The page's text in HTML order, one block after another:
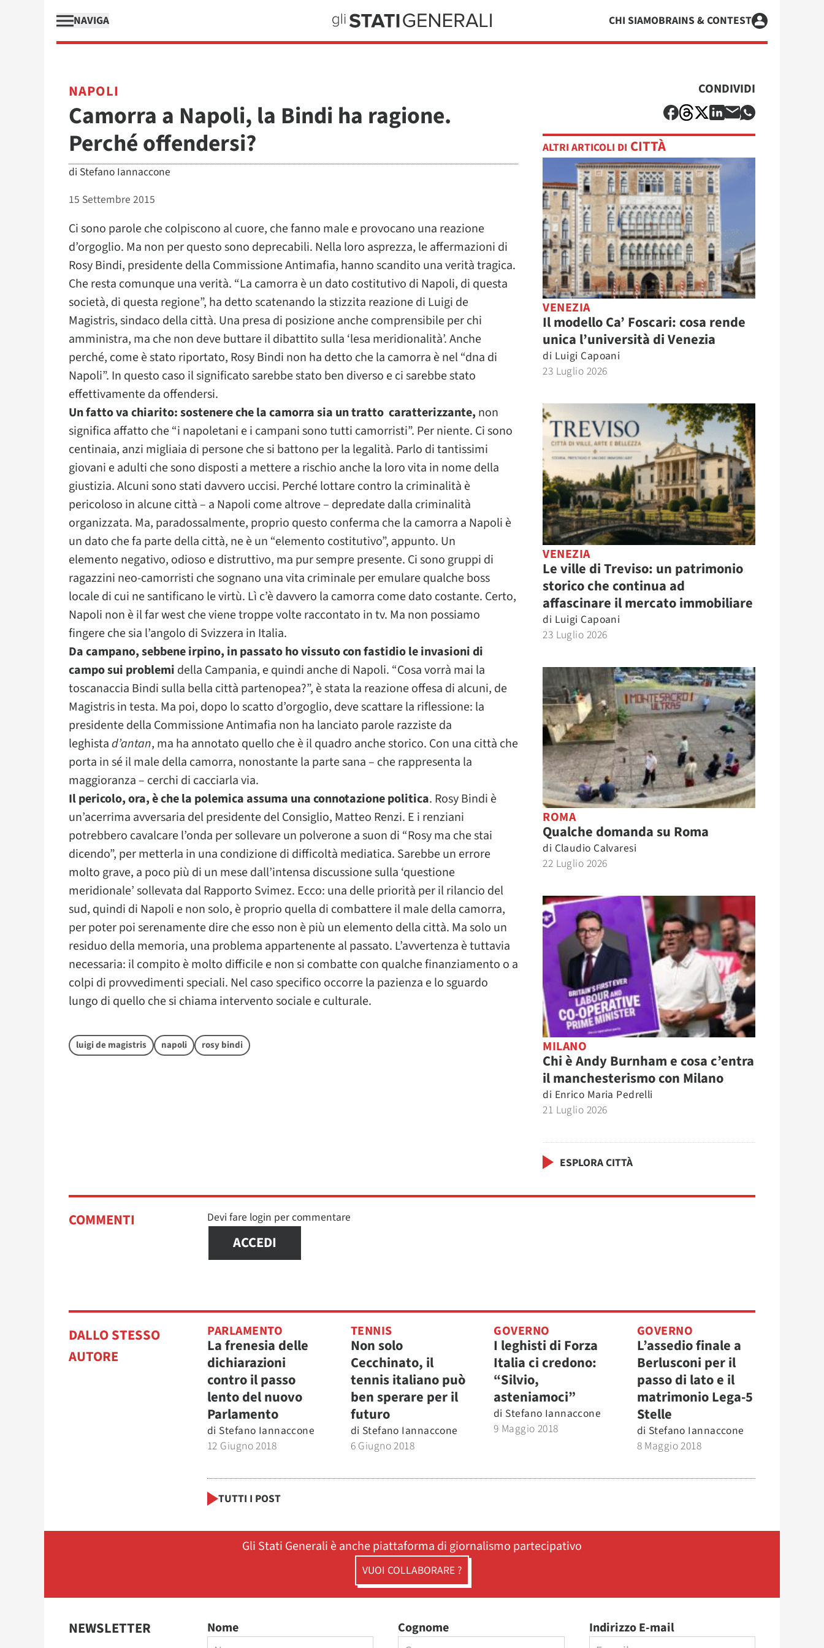
NAVIGA CHI SIAMOBRAINS & CONTEST
NAPOLI
Camorra a Napoli, la Bindi ha ragione.
Perché offendersi?
di Stefano Iannaccone
15 Settembre 2015
Ci sono parole che colpiscono al cuore, che fanno male e provocano una reazione
d’orgoglio. Ma non per questo sono deprecabili. Nella loro asprezza, le affermazioni di
Rosy Bindi, presidente della Commissione Antimafia, hanno scandito una verità tragica.
Che resta comunque una verità. “La camorra è un dato costitutivo di Napoli, di questa
società, di questa regione”, ha detto scatenando la stizzita reazione di Luigi de
Magistris, sindaco della città. Una presa di posizione anche comprensibile per chi
amministra, ma che non deve buttare il dibattito sulla ‘lesa meridionalità’. Anche
perché, come è stato riportato, Rosy Bindi non ha detto che la camorra è nel “dna di
Napoli”. In questo caso il significato sarebbe stato ben diverso e ci sarebbe stato
effettivamente da offendersi.
Un fatto va chiarito: sostenere che la camorra sia un tratto caratterizzante, non
significa affatto che “i napoletani e i campani sono tutti camorristi”. Per niente. Ci sono
centinaia, anzi migliaia di persone che si battono per la legalità. Parlo di tantissimi
giovani e adulti che sono disposti a mettere a rischio anche la loro vita in nome della
giustizia. Alcuni sono stati davvero uccisi. Perché lottare contro la criminalità è
pericoloso in alcune città – a Napoli come altrove – depredate dalla criminalità
organizzata. Ma, paradossalmente, proprio questo conferma che la camorra a Napoli è
un dato che fa parte della città, ne è un “elemento costitutivo”, appunto. Un
elemento negativo, odioso e distruttivo, ma pur sempre presente. Ci sono gruppi di
ragazzini neo-camorristi che sognano una vita criminale per emulare qualche boss
locale di cui ne santificano le virtù. Lì c’è davvero la camorra come dato costante. Certo,
Napoli non è il far west che viene troppe volte raccontato in tv. Ma non possiamo
fingere che sia l’angolo di Svizzera in Italia.
Da campano, sebbene irpino, in passato ho vissuto con fastidio le invasioni di
campo sui problemi della Campania, e quindi anche di Napoli. “Cosa vorrà mai la
toscanaccia Bindi sulla bella città partenopea?”, è stata la reazione offesa di alcuni, de
Magistris in testa. Ma poi, dopo lo scatto d’orgoglio, deve scattare la riflessione: la
presidente della Commissione Antimafia non ha lanciato parole razziste da
leghistad’antan, ma ha annotato quello che è il quadro anche storico. Con una città che
porta in sé il male della camorra, nonostante la parte sana – che rappresenta la
maggioranza – cerchi di cacciarla via.
Il pericolo, ora, è che la polemica assuma una connotazione politica. Rosy Bindi è
un’acerrima avversaria del presidente del Consiglio, Matteo Renzi. E i renziani
potrebbero cavalcare l’onda per sollevare un polverone a suon di “Rosy ma che stai
dicendo”, per metterla in una condizione di difficoltà mediatica. Sarebbe un errore
molto grave, a poco più di un mese dall’intensa discussione sulla ‘questione
meridionale’ sollevata dal Rapporto Svimez. Ecco: una delle priorità per il rilancio del
sud, quindi di Napoli e non solo, è proprio quella di combattere il male della camorra,
per poter poi serenamente dire che esso non è più un elemento della città. Ma solo un
residuo della memoria, una problema appartenente al passato. L’avvertenza è tuttavia
necessaria: il compito è molto difficile e non si combatte con qualche finanziamento o a
colpi di provvedimenti speciali. Nel caso specifico occorre la pazienza e lo sguardo
lungo di quello che si chiama intervento sociale e culturale.
luigi de magistris napoli rosy bindi
CONDIVIDI
ALTRI ARTICOLI DI CITTÀ
VENEZIA
Il modello Ca’ Foscari: cosa rende
unica l’università di Venezia
di Luigi Capoani
23 Luglio 2026
VENEZIA
Le ville di Treviso: un patrimonio
storico che continua ad
affascinare il mercato immobiliare
di Luigi Capoani
23 Luglio 2026
ROMA
Qualche domanda su Roma
di Claudio Calvaresi
22 Luglio 2026
MILANO
Chi è Andy Burnham e cosa c’entra
il manchesterismo con Milano
di Enrico Maria Pedrelli
21 Luglio 2026
ESPLORA CITTÀ
COMMENTI Devi fare login per commentare
ACCEDI
DALLO STESSO
AUTORE
PARLAMENTO
La frenesia delle
dichiarazioni
contro il passo
lento del nuovo
Parlamento
di Stefano Iannaccone
12 Giugno 2018
TENNIS
Non solo
Cecchinato, il
tennis italiano può
ben sperare per il
futuro
di Stefano Iannaccone
6 Giugno 2018
GOVERNO
I leghisti di Forza
Italia ci credono:
“Silvio,
asteniamoci”
di Stefano Iannaccone
9 Maggio 2018
GOVERNO
L’assedio finale a
Berlusconi per il
passo di lato e il
matrimonio Lega-5
Stelle
di Stefano Iannaccone
8 Maggio 2018
TUTTI I POST
Gli Stati Generali è anche piattaforma di giornalismo partecipativo
VUOI COLLABORARE ?
NEWSLETTER Nome Cognome Indirizzo E-mail